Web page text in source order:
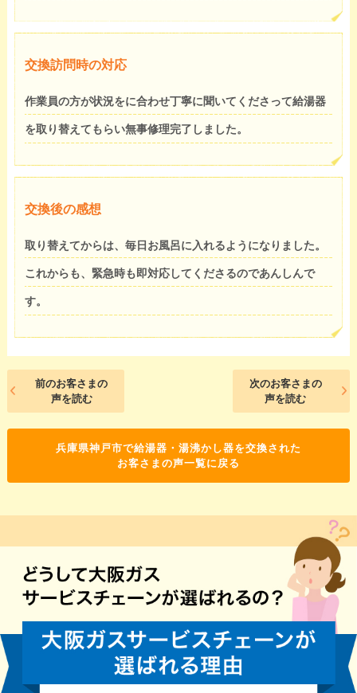
交換訪問時の対応
作業員の方が状況をに合わせ丁寧に聞いてくださって給湯器
を取り替えてもらい無事修理完了しました。
交換後の感想
取り替えてからは、毎日お風呂に入れるようになりました。
これからも、緊急時も即対応してくださるのであんしんで
す。
前のお客さまの
声を読む
次のお客さまの
声を読む
兵庫県神戸市で給湯器・湯沸かし器を交換された
お客さまの声一覧に戻る